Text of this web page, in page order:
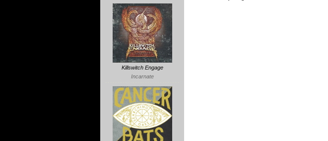
Killswitch Engage
Incarnate